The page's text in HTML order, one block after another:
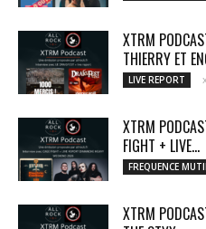
XTRM
THIERRY ET
LIVE REPORT
XTRM
FIGHT + LIVE...
FREQUENCE
XTRM